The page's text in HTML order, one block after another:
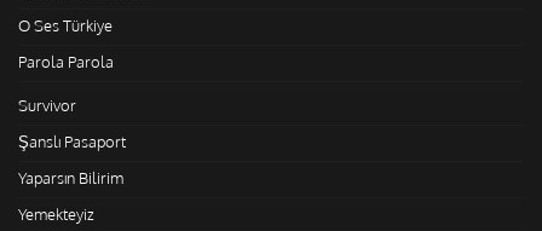
O Ses Türkiye
Parola Parola
Survivor
Şanslı Pasaport
Yaparsın Bilirim
Yemekteyiz